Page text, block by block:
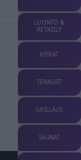
LUONTO &
RETKEILY
KEIKAT
TERASSIT
GRILLAUS
SAUNAT